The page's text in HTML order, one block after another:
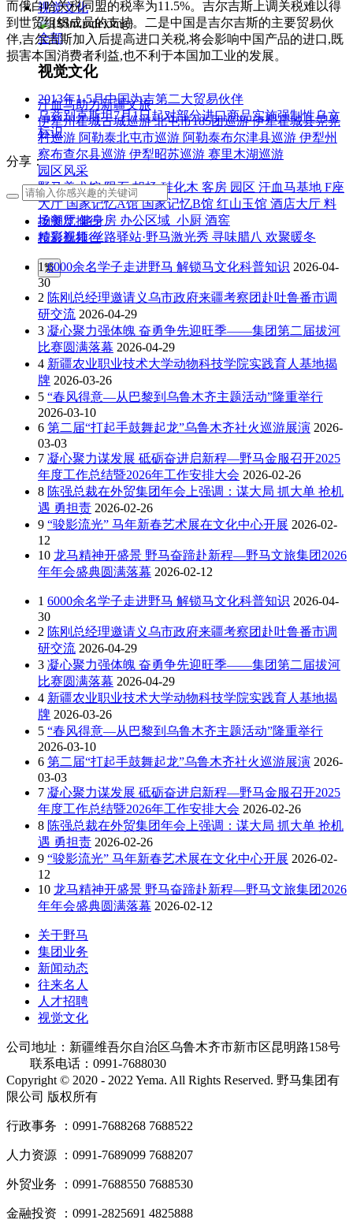
视觉文化
全部
视觉文化
汗血马助力新疆文旅
伊犁州霍城古城巡游 北屯市185团巡游 伊犁霍城县晃晃
村巡游 阿勒泰北屯市巡游 阿勒泰布尔津县巡游 伊犁州
察布查尔县巡游 伊犁昭苏巡游 赛里木湖巡游
园区风采
野马美术馆 陨石 胡杨 硅化木 客房 园区 汗血马基地 F座
大厅 国家记忆A馆 国家记忆B馆 红山玉馆 酒店大厅 料
场餐厅 健身房 办公区域 小厨 酒窖
精彩视频 丝路驿站·野马激光秀 寻味腊八 欢聚暖冬
繁
而俄白哈关税同盟的税率为11.5%。吉尔吉斯上调关税难以得
到世贸组织成员的支持。二是中国是吉尔吉斯的主要贸易伙
伴,吉尔吉斯加入后提高进口关税,将会影响中国产品的进口,既
损害本国消费者利益,也不利于本国加工业的发展。
2013年1-5月中国为吉第二大贸易伙伴
乌兹别克斯坦7月1日起对部分进口商品实施强制性乌文
标识
分享：
按浏览排行
按最新排行
16000余名学子走进野马 解锁马文化科普知识 2026-04-
30
2 陈刚总经理邀请义乌市政府来疆考察团赴吐鲁番市调
研交流 2026-04-29
3 凝心聚力强体魄 奋勇争先迎旺季——集团第二届拔河
比赛圆满落幕 2026-04-29
4 新疆农业职业技术大学动物科技学院实践育人基地揭
牌 2026-03-26
5 “春风得意—从巴黎到乌鲁木齐主题活动”隆重举行
2026-03-10
6 第二届“打起手鼓舞起龙”乌鲁木齐社火巡游展演 2026-
03-03
7 凝心聚力谋发展 砥砺奋进启新程—野马金服召开2025
年度工作总结暨2026年工作安排大会 2026-02-26
8 陈强总裁在外贸集团年会上强调：谋大局 抓大单 抢机
遇 勇担责 2026-02-26
9 “骏影流光” 马年新春艺术展在文化中心开展 2026-02-
12
10 龙马精神开盛景 野马奋蹄赴新程—野马文旅集团2026
年年会盛典圆满落幕 2026-02-12
1 6000余名学子走进野马 解锁马文化科普知识 2026-04-
30
2 陈刚总经理邀请义乌市政府来疆考察团赴吐鲁番市调
研交流 2026-04-29
3 凝心聚力强体魄 奋勇争先迎旺季——集团第二届拔河
比赛圆满落幕 2026-04-29
4 新疆农业职业技术大学动物科技学院实践育人基地揭
牌 2026-03-26
5 “春风得意—从巴黎到乌鲁木齐主题活动”隆重举行
2026-03-10
6 第二届“打起手鼓舞起龙”乌鲁木齐社火巡游展演 2026-
03-03
7 凝心聚力谋发展 砥砺奋进启新程—野马金服召开2025
年度工作总结暨2026年工作安排大会 2026-02-26
8 陈强总裁在外贸集团年会上强调：谋大局 抓大单 抢机
遇 勇担责 2026-02-26
9 “骏影流光” 马年新春艺术展在文化中心开展 2026-02-
12
10 龙马精神开盛景 野马奋蹄赴新程—野马文旅集团2026
年年会盛典圆满落幕 2026-02-12
关于野马
集团业务
新闻动态
往来名人
人才招聘
视觉文化
公司地址：新疆维吾尔自治区乌鲁木齐市新市区昆明路158号
联系电话：0991-7688030
Copyright © 2020 - 2022 Yema. All Rights Reserved. 野马集团有
限公司 版权所有
行政事务 ：0991-7688268 7688522
人力资源 ：0991-7689099 7688207
外贸业务 ：0991-7688550 7688530
金融投资 ：0991-2825691 4825888